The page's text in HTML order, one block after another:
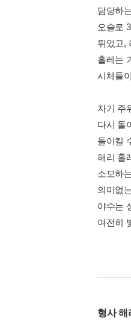
담당하
오슬로
튀었고,
홀레는
시체들
자기 주
다시 돌
돌이킬
해리 홀
소모하
의미없
야수는
여전히
형사 해